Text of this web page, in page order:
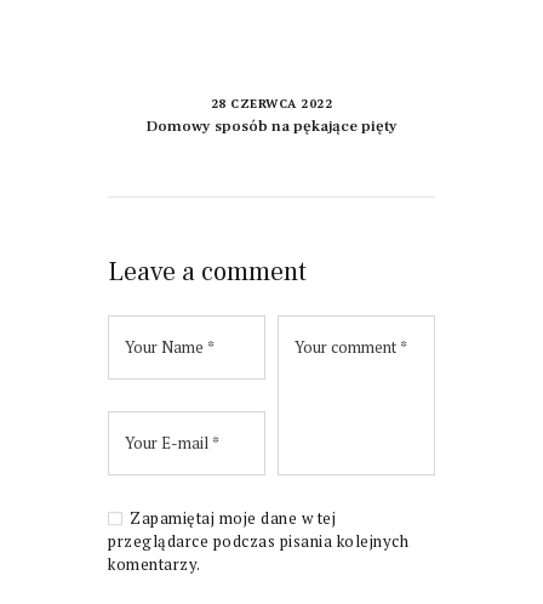
28 CZERWCA 2022
Domowy sposób na pękające pięty
Leave a comment
Zapamiętaj moje dane w tej
przeglądarce podczas pisania kolejnych
komentarzy.